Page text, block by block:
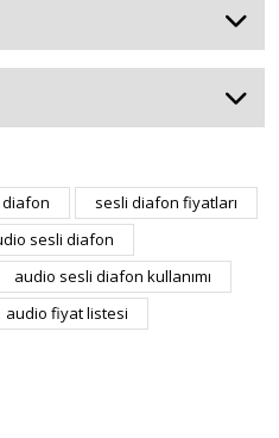
diafon
sesli diafon fiyatları
sesli diafon
audio sesli diafon kullanımı
audio fiyat listesi